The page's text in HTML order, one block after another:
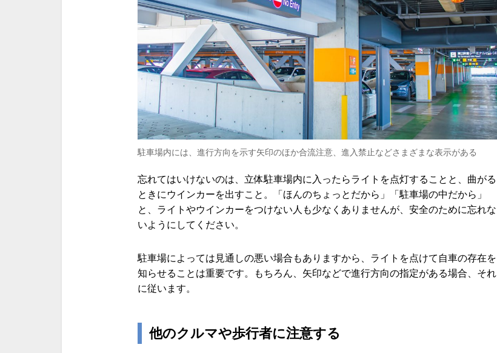
駐車場内には、進行方向を示す矢印のほか合流注意、進入禁止などさまざまな表示がある
忘れてはいけないのは、立体駐車場内に入ったらライトを点灯することと、曲がる
ときにウインカーを出すこと。「ほんのちょっとだから」「駐車場の中だから」
と、ライトやウインカーをつけない人も少なくありませんが、安全のために忘れな
いようにしてください。
駐車場によっては見通しの悪い場合もありますから、ライトを点けて自車の存在を
知らせることは重要です。もちろん、矢印などで進行方向の指定がある場合、それ
に従います。
他のクルマや歩行者に注意する